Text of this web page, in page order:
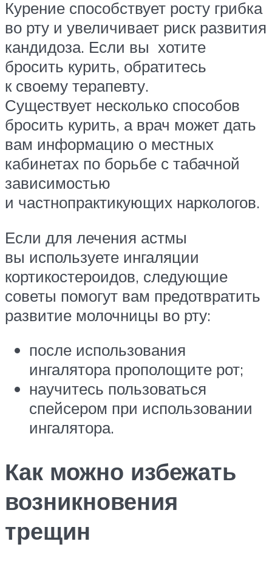
Курение способствует росту грибка
во рту и увеличивает риск развития
кандидоза. Если вы хотите
бросить курить, обратитесь
к своему терапевту.
Существует несколько способов
бросить курить, а врач может дать
вам информацию о местных
кабинетах по борьбе с табачной
зависимостью
и частнопрактикующих наркологов.
Если для лечения астмы
вы используете ингаляции
кортикостероидов, следующие
советы помогут вам предотвратить
развитие молочницы во рту:
после использования
ингалятора прополощите рот;
научитесь пользоваться
спейсером при использовании
ингалятора.
Как можно избежать
возникновения
трещин